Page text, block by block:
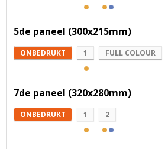
5de paneel (300x215mm)
ONBEDRUKT 1 FULL COLOUR
7de paneel (320x280mm)
ONBEDRUKT 1 2